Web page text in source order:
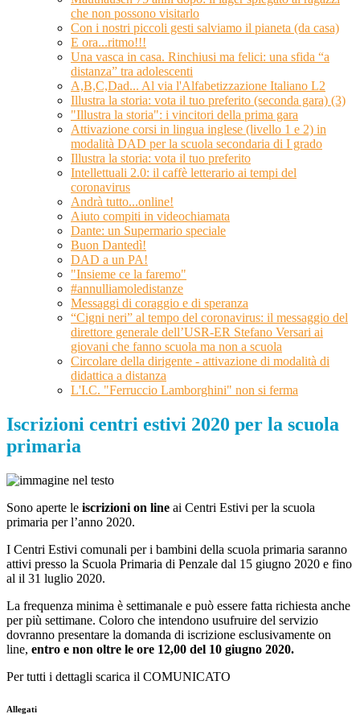
che non possono visitarlo
Con i nostri piccoli gesti salviamo il pianeta (da casa)
E ora...ritmo!!!
Una vasca in casa. Rinchiusi ma felici: una sfida “a
distanza” tra adolescenti
A,B,C,Dad... Al via l'Alfabetizzazione Italiano L2
Illustra la storia: vota il tuo preferito (seconda gara) (3)
"Illustra la storia": i vincitori della prima gara
Attivazione corsi in lingua inglese (livello 1 e 2) in
modalità DAD per la scuola secondaria di I grado
Illustra la storia: vota il tuo preferito
Intellettuali 2.0: il caffè letterario ai tempi del
coronavirus
Andrà tutto...online!
Aiuto compiti in videochiamata
Dante: un Supermario speciale
Buon Dantedì!
DAD a un PA!
"Insieme ce la faremo"
#annulliamoledistanze
Messaggi di coraggio e di speranza
“Cigni neri” al tempo del coronavirus: il messaggio del
direttore generale dell’USR-ER Stefano Versari ai
giovani che fanno scuola ma non a scuola
Circolare della dirigente - attivazione di modalità di
didattica a distanza
L'I.C. "Ferruccio Lamborghini" non si ferma
Iscrizioni centri estivi 2020 per la scuola
primaria
Sono aperte le iscrizioni on line ai Centri Estivi per la scuola
primaria per l’anno 2020.
I Centri Estivi comunali per i bambini della scuola primaria saranno
attivi presso la Scuola Primaria di Penzale dal 15 giugno 2020 e fino
al il 31 luglio 2020.
La frequenza minima è settimanale e può essere fatta richiesta anche
per più settimane. Coloro che intendono usufruire del servizio
dovranno presentare la domanda di iscrizione esclusivamente on
line, entro e non oltre le ore 12,00 del 10 giugno 2020.
Per tutti i dettagli scarica il COMUNICATO
Allegati